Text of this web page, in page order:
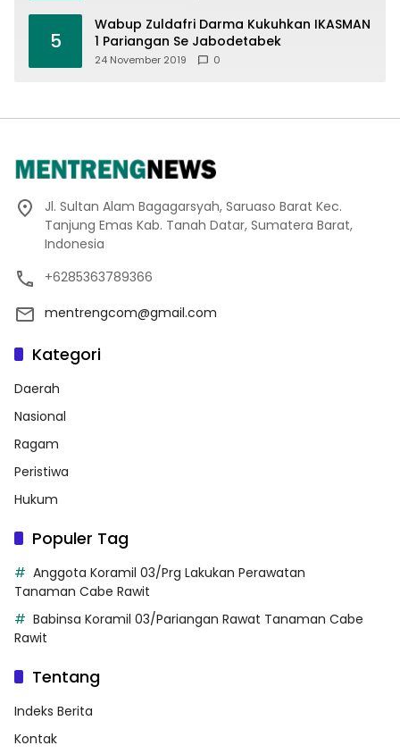
5
Wabup Zuldafri Darma Kukuhkan IKASMAN
1 Pariangan Se Jabodetabek
24 November 2019 0
Jl. Sultan Alam Bagagarsyah, Saruaso Barat Kec.
Tanjung Emas Kab. Tanah Datar, Sumatera Barat,
Indonesia
+6285363789366
mentrengcom@gmail.com
Kategori
Daerah
Nasional
Ragam
Peristiwa
Hukum
Populer Tag
Anggota Koramil 03/Prg Lakukan Perawatan
Tanaman Cabe Rawit
Babinsa Koramil 03/Pariangan Rawat Tanaman Cabe
Rawit
Tentang
Indeks Berita
Kontak